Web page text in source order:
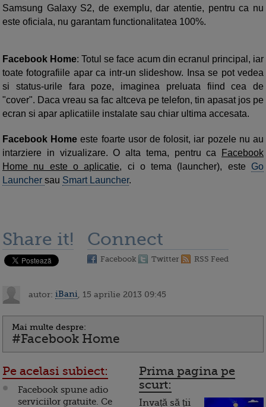
Samsung Galaxy S2, de exemplu, dar atentie, pentru ca nu
este oficiala, nu garantam functionalitatea 100%.
Facebook Home: Totul se face acum din ecranul principal, iar
toate fotografiile apar ca intr-un slideshow. Insa se pot vedea
si status-urile fara poze, imaginea preluata fiind cea de
"cover". Daca vreau sa fac altceva pe telefon, tin apasat jos pe
ecran si apar aplicatiile instalate sau chiar ultima accesata.
Facebook Home este foarte usor de folosit, iar pozele nu au
intarziere in vizualizare. O alta tema, pentru ca
Facebook
Home nu este o aplicatie, ci o tema (launcher), este Go
Launcher sau Smart Launcher.
Share it! Connect
Facebook Twitter RSS Feed
autor: iBani , 15 aprilie 2013 09:45
Mai multe despre:
#Facebook Home
Pe acelasi subiect:
Facebook spune adio
serviciilor gratuite. Ce
Prima pagina pe
scurt:
Invață să ții